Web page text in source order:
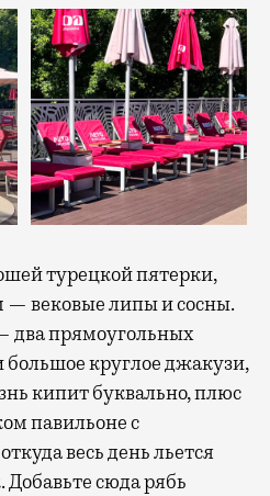
турецкой пятерки,
— вековые липы и сосны.
прямоугольных
большое круглое джакузи,
кипит буквально, плюс
павильоне с
весь день льется
сюда рябь